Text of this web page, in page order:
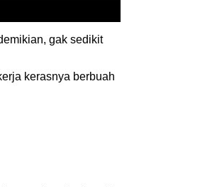
gak sedikit
kerasnya berbuah